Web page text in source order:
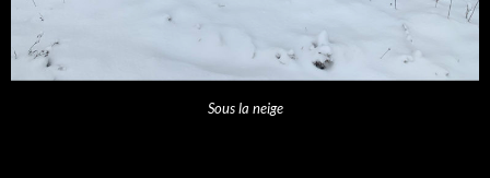
Sous la neige